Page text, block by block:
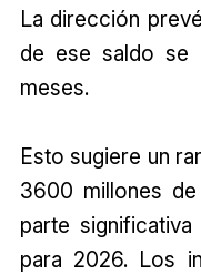
La dirección
de ese saldo se
meses.
Esto sugiere un
3600 millones
parte
para 2026. Los